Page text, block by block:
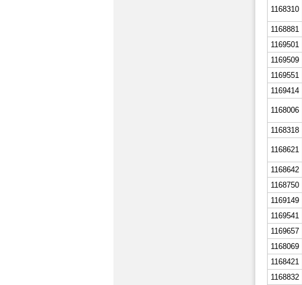
1168310
1168881
1169501
1169509
1169551
1169414
1168006
1168318
1168621
1168642
1168750
1169149
1169541
1169657
1168069
1168421
1168832